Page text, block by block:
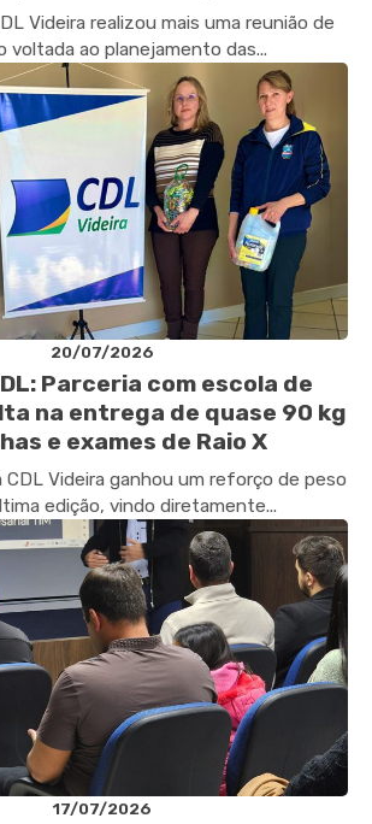
Videira realizou mais uma reunião de
voltada ao planejamento das...
20/07/2026
Parceria com escola de
na entrega de quase 90 kg
e exames de Raio X
CDL Videira ganhou um reforço de peso
edição, vindo diretamente...
17/07/2026